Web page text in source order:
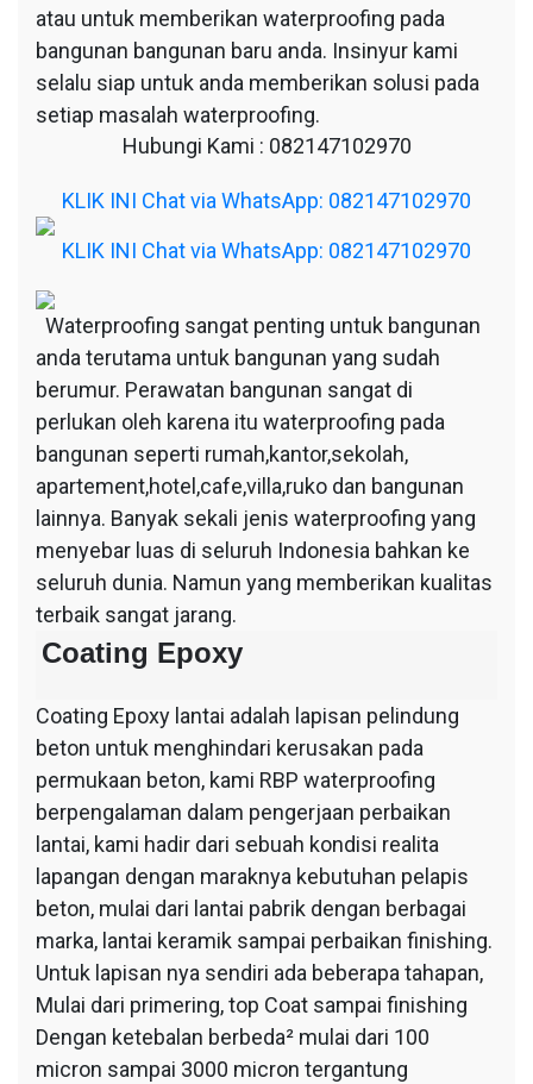
atau untuk memberikan waterproofing pada
bangunan bangunan baru anda. Insinyur kami
selalu siap untuk anda memberikan solusi pada
setiap masalah waterproofing.
Hubungi Kami : 082147102970
KLIK INI Chat via WhatsApp: 082147102970
KLIK INI Chat via WhatsApp: 082147102970
Waterproofing sangat penting untuk bangunan
anda terutama untuk bangunan yang sudah
berumur. Perawatan bangunan sangat di
perlukan oleh karena itu waterproofing pada
bangunan seperti rumah,kantor,sekolah,
apartement,hotel,cafe,villa,ruko dan bangunan
lainnya. Banyak sekali jenis waterproofing yang
menyebar luas di seluruh Indonesia bahkan ke
seluruh dunia. Namun yang memberikan kualitas
terbaik sangat jarang.
Coating Epoxy
Coating Epoxy lantai adalah lapisan pelindung
beton untuk menghindari kerusakan pada
permukaan beton, kami RBP waterproofing
berpengalaman dalam pengerjaan perbaikan
lantai, kami hadir dari sebuah kondisi realita
lapangan dengan maraknya kebutuhan pelapis
beton, mulai dari lantai pabrik dengan berbagai
marka, lantai keramik sampai perbaikan finishing.
Untuk lapisan nya sendiri ada beberapa tahapan,
Mulai dari primering, top Coat sampai finishing
Dengan ketebalan berbeda² mulai dari 100
micron sampai 3000 micron tergantung